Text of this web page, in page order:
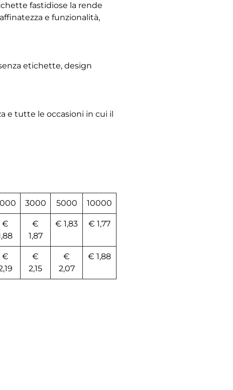
fastidiose la rende
e funzionalità,
etichette, design
e tutte le occasioni in cui il
3000 5000 10000
€
€
1,87
€ 1,83 € 1,77
€
€
2,15
€
2,07
€ 1,88